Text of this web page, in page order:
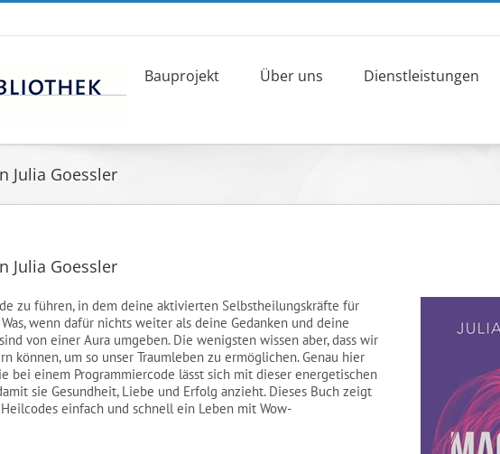
Bauprojekt Über uns Dienstleistungen
Julia Goessler
Julia Goessler
zu führen, in dem deine aktivierten Selbstheilungskräfte für
wenn dafür nichts weiter als deine Gedanken und deine
von einer Aura umgeben. Die wenigsten wissen aber, dass wir
können, um so unser Traumleben zu ermöglichen. Genau hier
bei einem Programmiercode lässt sich mit dieser energetischen
sie Gesundheit, Liebe und Erfolg anzieht. Dieses Buch zeigt
einfach und schnell ein Leben mit Wow-